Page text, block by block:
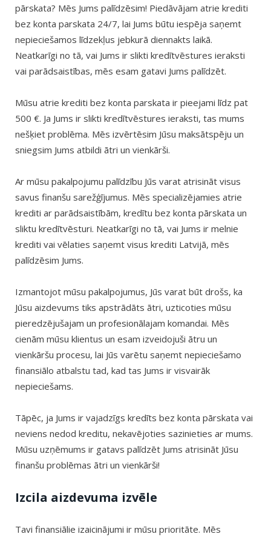
pārskata? Mēs Jums palīdzēsim! Piedāvājam atrie krediti
bez konta parskata 24/7, lai Jums būtu iespēja saņemt
nepieciešamos līdzekļus jebkurā diennakts laikā.
Neatkarīgi no tā, vai Jums ir slikti kredītvēstures ieraksti
vai parādsaistības, mēs esam gatavi Jums palīdzēt.
Mūsu atrie krediti bez konta parskata ir pieejami līdz pat
500 €. Ja Jums ir slikti kredītvēstures ieraksti, tas mums
nešķiet problēma. Mēs izvērtēsim Jūsu maksātspēju un
sniegsim Jums atbildi ātri un vienkārši.
Ar mūsu pakalpojumu palīdzību Jūs varat atrisināt visus
savus finanšu sarežģījumus. Mēs specializējamies atrie
krediti ar parādsaistībām, kredītu bez konta pārskata un
sliktu kredītvēsturi. Neatkarīgi no tā, vai Jums ir melnie
krediti vai vēlaties saņemt visus krediti Latvijā, mēs
palīdzēsim Jums.
Izmantojot mūsu pakalpojumus, Jūs varat būt drošs, ka
Jūsu aizdevums tiks apstrādāts ātri, uzticoties mūsu
pieredzējušajam un profesionālajam komandai. Mēs
cienām mūsu klientus un esam izveidojuši ātru un
vienkāršu procesu, lai Jūs varētu saņemt nepieciešamo
finansiālo atbalstu tad, kad tas Jums ir visvairāk
nepieciešams.
Tāpēc, ja Jums ir vajadzīgs kredīts bez konta pārskata vai
neviens nedod kreditu, nekavējoties sazinieties ar mums.
Mūsu uzņēmums ir gatavs palīdzēt Jums atrisināt Jūsu
finanšu problēmas ātri un vienkārši!
Izcila aizdevuma izvēle
Tavi finansiālie izaicinājumi ir mūsu prioritāte. Mēs